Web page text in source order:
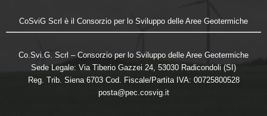
CoSviG Scrl è il Consorzio per lo Sviluppo delle Aree Geotermiche
Co.Svi.G. Scrl – Consorzio per lo Sviluppo delle Aree Geotermiche
Sede Legale: Via Tiberio Gazzei 24, 53030 Radicondoli (SI)
Reg. Trib. Siena 6703 Cod. Fiscale/Partita IVA: 00725800528
posta@pec.cosvig.it